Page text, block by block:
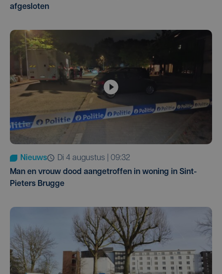
afgesloten
Nieuws
di 4 augustus | 09:32
Man en vrouw dood aangetroffen in woning in Sint-
Pieters Brugge